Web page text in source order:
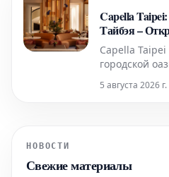
Capella
Тайбэя –
Capella Taipei
городской
насыщенную
5 августа 2026
НОВОСТИ
Свежие материалы